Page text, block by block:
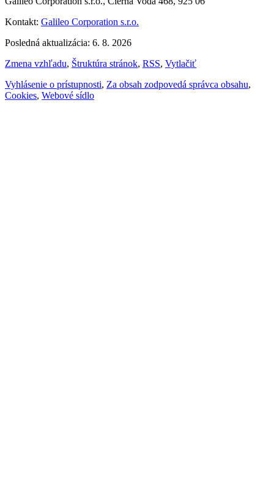
Kontakt: Galileo Corporation s.r.o.
Posledná aktualizácia: 6. 8. 2026
Zmena vzhľadu, Štruktúra stránok, RSS, Vytlačiť
Vyhlásenie o prístupnosti, Za obsah zodpovedá správca obsahu,
Cookies, Webové sídlo